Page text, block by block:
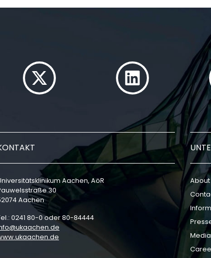
Aachen, AöR
30
Aachen
0241 80-0 oder 80-84444
ukaachen de
About
Media